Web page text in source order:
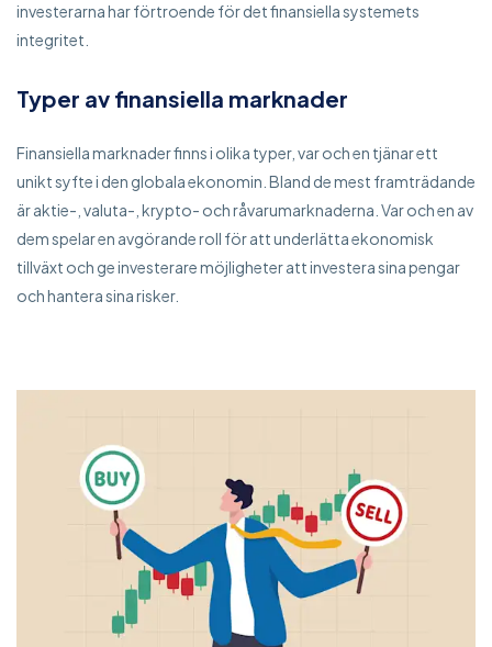
investerarna har förtroende för det finansiella systemets
integritet.
Typer av finansiella marknader
Finansiella marknader finns i olika typer, var och en tjänar ett
unikt syfte i den globala ekonomin. Bland de mest framträdande
är aktie-, valuta-, krypto- och råvarumarknaderna. Var och en av
dem spelar en avgörande roll för att underlätta ekonomisk
tillväxt och ge investerare möjligheter att investera sina pengar
och hantera sina risker.